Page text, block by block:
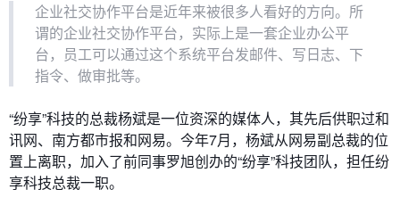
企业社交协作平台是近年来被很多人看好的方向。所
谓的企业社交协作平台，实际上是一套企业办公平
台，员工可以通过这个系统平台发邮件、写日志、下
指令、做审批等。
“纷享”科技的总裁杨斌是一位资深的媒体人，其先后供职过和
讯网、南方都市报和网易。今年7月，杨斌从网易副总裁的位
置上离职，加入了前同事罗旭创办的“纷享”科技团队，担任纷
享科技总裁一职。